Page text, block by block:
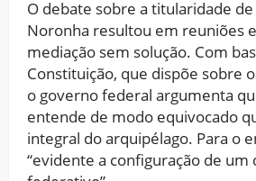
O debate sobre a titularidade
Noronha resultou em reuniões
mediação sem solução. Com
Constituição, que dispõe sobre
o governo federal argumenta
entende de modo equivocado
integral do arquipélago. Para o
“evidente a configuração de um